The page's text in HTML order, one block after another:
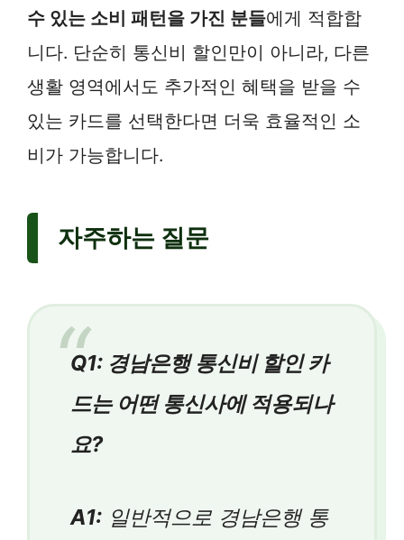
수 있는 소비 패턴을 가진 분들에게 적합합
니다. 단순히 통신비 할인만이 아니라, 다른
생활 영역에서도 추가적인 혜택을 받을 수
있는 카드를 선택한다면 더욱 효율적인 소
비가 가능합니다.
자주하는 질문
Q1: 경남은행 통신비 할인 카
드는 어떤 통신사에 적용되나
요?
A1: 일반적으로 경남은행 통